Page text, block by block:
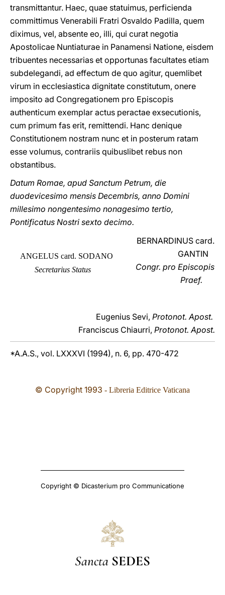
transmittantur. Haec, quae statuimus, perficienda
committimus Venerabili Fratri Osvaldo Padilla, quem
diximus, vel, absente eo, illi, qui curat negotia
Apostolicae Nuntiaturae in Panamensi Natione, eisdem
tribuentes necessarias et opportunas facultates etiam
subdelegandi, ad effectum de quo agitur, quemlibet
virum in ecclesiastica dignitate constitutum, onere
imposito ad Congregationem pro Episcopis
authenticum exemplar actus peractae exsecutionis,
cum primum fas erit, remittendi. Hanc denique
Constitutionem nostram nunc et in posterum ratam
esse volumus, contrariis quibuslibet rebus non
obstantibus.
Datum Romae, apud Sanctum Petrum, die
duodevicesimo mensis Decembris, anno Domini
millesimo nongentesimo nonagesimo tertio,
Pontificatus Nostri sexto decimo.
ANGELUS card. SODANO
Secretarius Status
BERNARDINUS card.
GANTIN
Congr. pro Episcopis
Praef.
Eugenius Sevi, Protonot. Apost.
Franciscus Chiaurri, Protonot. Apost.
*A.A.S., vol. LXXXVI (1994), n. 6, pp. 470-472
© Copyright 1993 - Libreria Editrice Vaticana
Copyright © Dicasterium pro Communicatione
Sancta SEDES